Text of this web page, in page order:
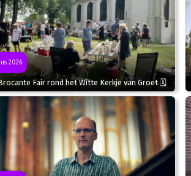
2026
Fair rond het Witte Kerkje van Groet 🗓